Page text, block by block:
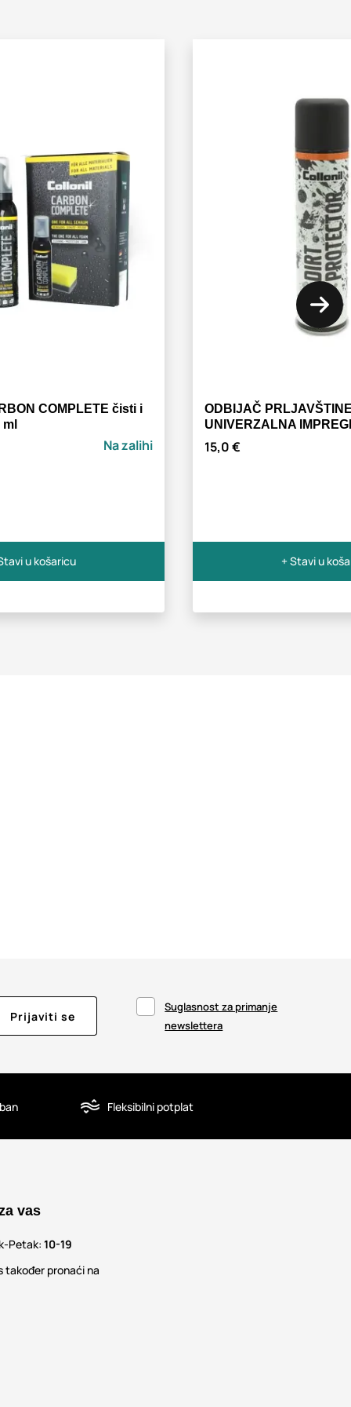
COMPLETE čisti i
Na zalihi
u košaricu
ODBIJAČ
UNIVERZALNA
15,0 €
+ Stavi u
Prijaviti se
Suglasnost za primanje
newslettera
Fleksibilni potplat
vas
Petak:10-19
također pronaći na